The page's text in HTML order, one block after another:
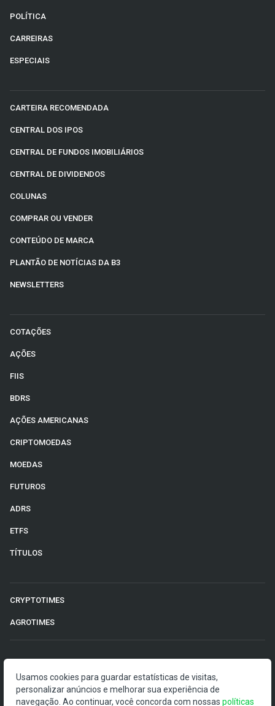
POLÍTICA
CARREIRAS
ESPECIAIS
CARTEIRA RECOMENDADA
CENTRAL DOS IPOS
CENTRAL DE FUNDOS IMOBILIÁRIOS
CENTRAL DE DIVIDENDOS
COLUNAS
COMPRAR OU VENDER
CONTEÚDO DE MARCA
PLANTÃO DE NOTÍCIAS DA B3
NEWSLETTERS
COTAÇÕES
AÇÕES
FIIS
BDRS
AÇÕES AMERICANAS
CRIPTOMOEDAS
MOEDAS
FUTUROS
ADRS
ETFS
TÍTULOS
CRYPTOTIMES
AGROTIMES
O Money Times publica matérias de cunho jornalístico, que
visam a democratização da informação. Nossas
Usamos cookies para guardar estatísticas de visitas,
personalizar anúncios e melhorar sua experiência de
navegação. Ao continuar, você concorda com nossas políticas